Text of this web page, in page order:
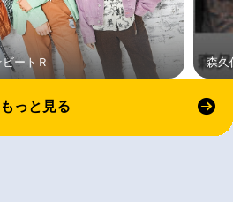
ートＲ 森久
もっと見る